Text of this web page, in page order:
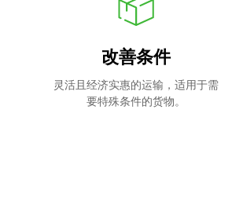
改善条件
灵活且经济实惠的运输，适用于需
要特殊条件的货物。